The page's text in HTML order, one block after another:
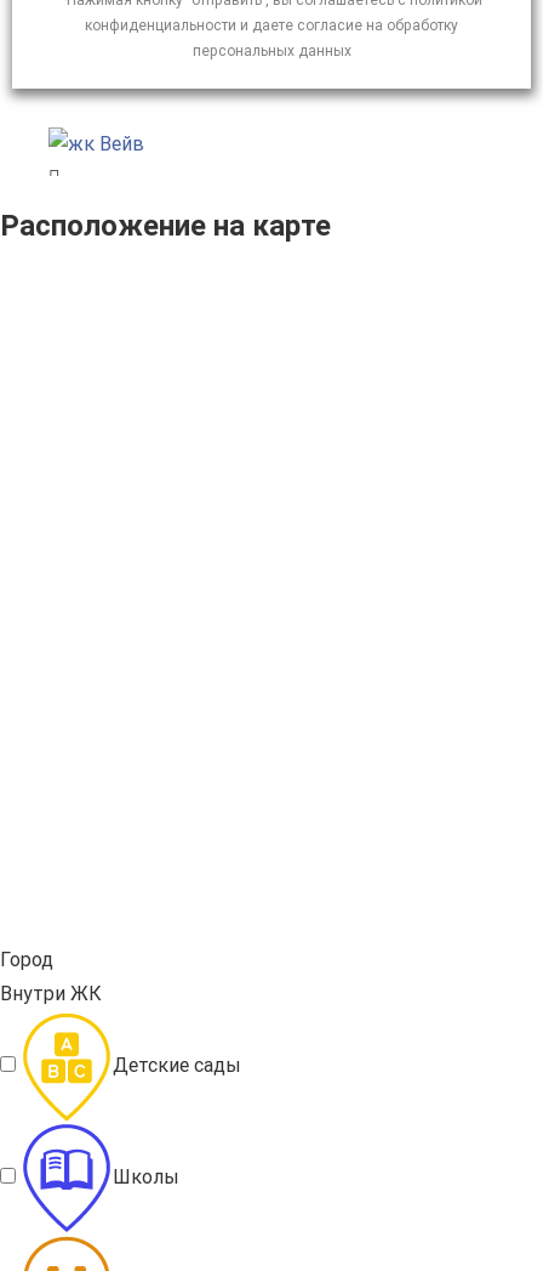
конфиденциальности и даете согласие на обработку
персональных данных
Расположение на карте
Город
Внутри ЖК
Детские сады
Школы